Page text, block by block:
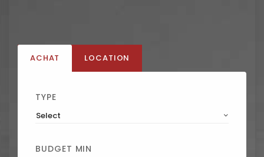
ACHAT LOCATION
TYPE
Select
BUDGET MIN